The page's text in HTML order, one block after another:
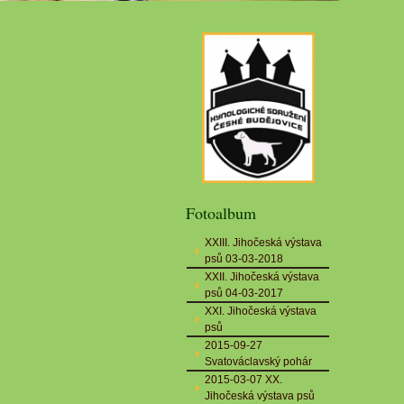
Fotoalbum
XXIII. Jihočeská výstava
psů 03-03-2018
XXII. Jihočeská výstava
psů 04-03-2017
XXI. Jihočeská výstava
psů
2015-09-27
Svatováclavský pohár
2015-03-07 XX.
Jihočeská výstava psů